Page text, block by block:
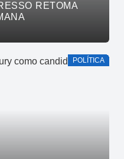
RETOMA
POLÍTICA